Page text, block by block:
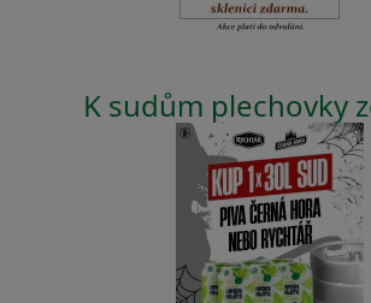
K sudům plechovky